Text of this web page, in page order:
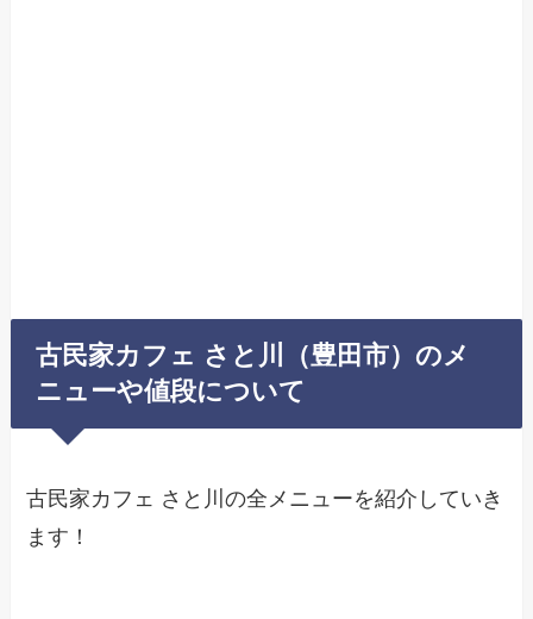
古民家カフェ さと川（豊田市）のメ
ニューや値段について
古民家カフェ さと川の全メニューを紹介していき
ます！